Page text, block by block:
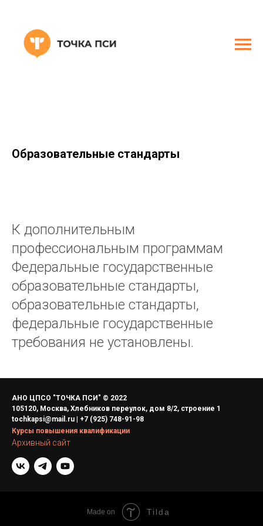
Образовательные стандарты
К дополнительным
профессиональным программам
Федеральные государственные
образовательные стандарты,
образовательные стандарты,
федеральные государственные
требования не установлены.
АНО ЦПСО "ТОЧКА ПСИ" © 2022
105120, Москва, Хлебников переулок, дом 8/2, строение 1
tochkapsi@mail.ru | +7 (925) 748-91-98
Курсы повышения квалификации
Архивный сайт
Made on Tilda